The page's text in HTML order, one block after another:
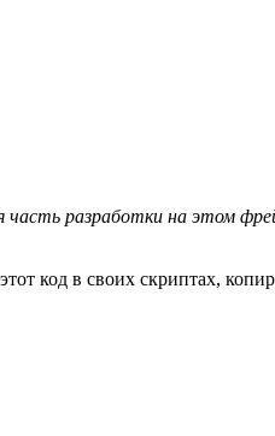
разработки на этом
код в своих скриптах,